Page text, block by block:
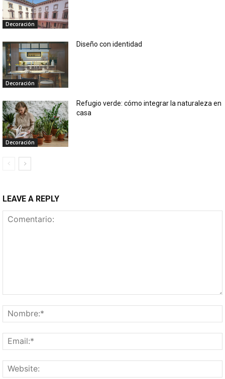
Decoración
Decoración
Diseño con identidad
Decoración
Refugio verde: cómo integrar la naturaleza en
casa
LEAVE A REPLY